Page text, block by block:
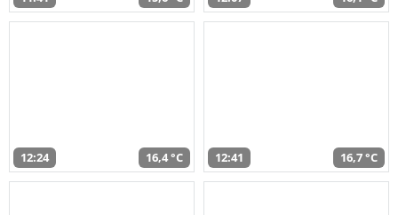
12:24 16,4 °C 12:41 16,7 °C